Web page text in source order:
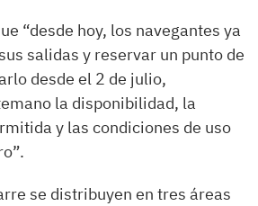
“desde hoy, los navegantes ya
salidas y reservar un punto de
desde el 2 de julio,
la disponibilidad, la
y las condiciones de uso
se distribuyen en tres áreas